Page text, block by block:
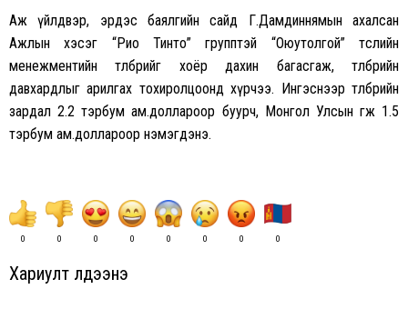
Аж үйлдвэр, эрдэс баялгийн сайд Г.Дамдиннямын ахалсан
Ажлын хэсэг “Рио Тинто” групптэй “Оюутолгой” төслийн
менежментийн төлбөрийг хоёр дахин багасгаж, төлбөрийн
давхардлыг арилгах тохиролцоонд хүрчээ. Ингэснээр төлбөрийн
зардал 2.2 тэрбум ам.доллароор буурч, Монгол Улсын өгөөж 1.5
тэрбум ам.доллароор нэмэгдэнэ.
0 0 0 0 0 0 0 0
Хариулт үлдээнэ үү